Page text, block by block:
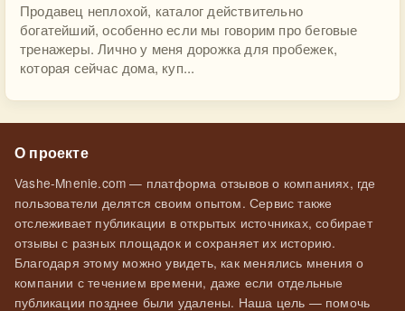
Продавец неплохой, каталог действительно
богатейший, особенно если мы говорим про беговые
тренажеры. Лично у меня дорожка для пробежек,
которая сейчас дома, куп...
О проекте
Vashe-Mnenie.com — платформа отзывов о компаниях, где
пользователи делятся своим опытом. Сервис также
отслеживает публикации в открытых источниках, собирает
отзывы с разных площадок и сохраняет их историю.
Благодаря этому можно увидеть, как менялись мнения о
компании с течением времени, даже если отдельные
публикации позднее были удалены. Наша цель — помочь